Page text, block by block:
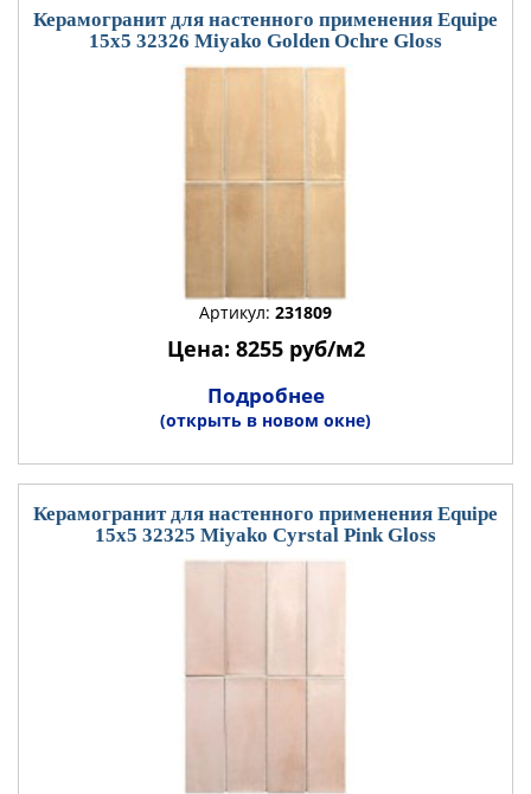
Керамогранит для настенного применения Equipe
15x5 32326 Miyako Golden Ochre Gloss
Артикул: 231809
Цена: 8255 руб/м2
Подробнее
(открыть в новом окне)
Керамогранит для настенного применения Equipe
15x5 32325 Miyako Cyrstal Pink Gloss